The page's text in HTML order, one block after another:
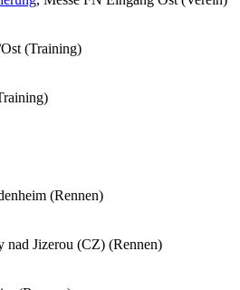
(Training)
(Rennen)
nad Jizerou (CZ) (Rennen)